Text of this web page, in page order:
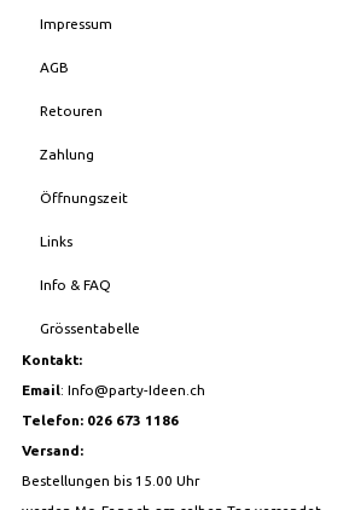
Impressum
AGB
Retouren
Zahlung
Öffnungszeit
Links
Info & FAQ
Grössentabelle
Kontakt:
Email: Info@party-Ideen.ch
Telefon: 026 673 1186
Versand:
Bestellungen bis 15.00 Uhr